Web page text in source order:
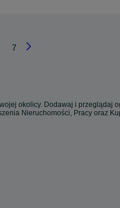
7
okolicy. Dodawaj i przeglądaj
Nieruchomości, Pracy oraz